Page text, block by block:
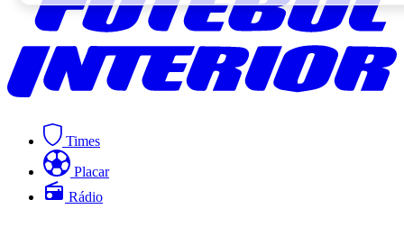
Times
Placar
Rádio